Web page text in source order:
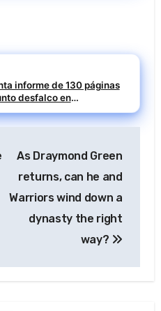
informe de 130 páginas
desfalco en
de salud
As Draymond Green
returns, can he and
Warriors wind down a
dynasty the right
way?